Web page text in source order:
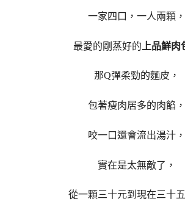
一家四口，一人兩顆，
最愛的剛蒸好的 上品鮮肉
那Q彈柔勁的麵皮，
包著瘦肉居多的肉餡，
咬一口還會流出湯汁，
實在是太無敵了，
從一顆三十元到現在三十五